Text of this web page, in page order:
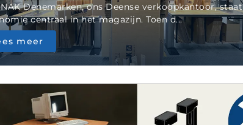
Denemarken, ons Deense verkoopkantoor, staat
centraal in het magazijn. Toen d...
meer